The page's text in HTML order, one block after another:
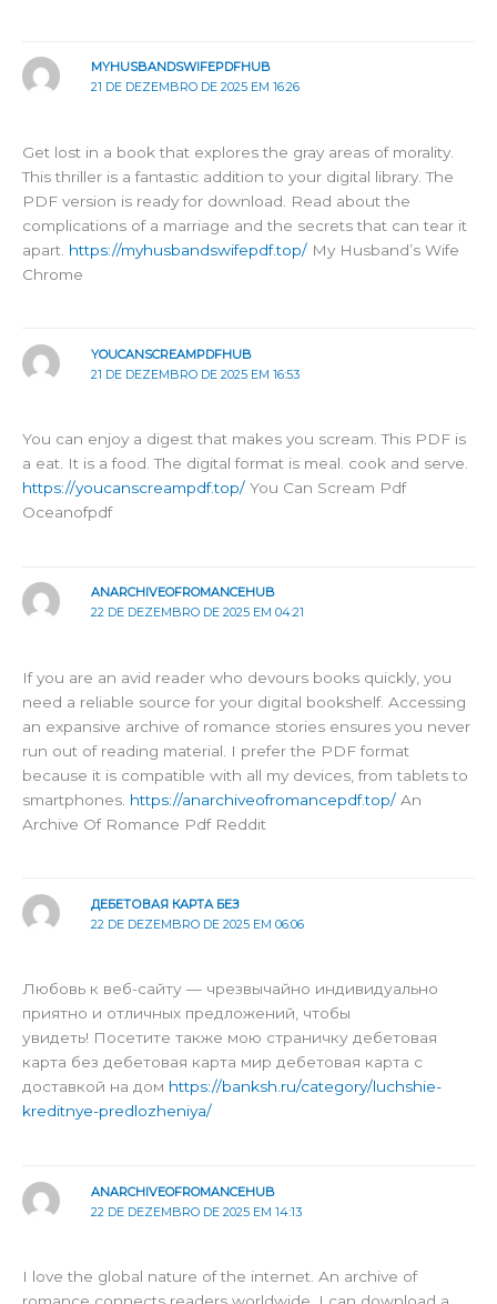
MYHUSBANDSWIFEPDFHUB
21 DE DEZEMBRO DE 2025 EM 16:26
Get lost in a book that explores the gray areas of morality.
This thriller is a fantastic addition to your digital library. The
PDF version is ready for download. Read about the
complications of a marriage and the secrets that can tear it
apart. https://myhusbandswifepdf.top/ My Husband’s Wife
Chrome
YOUCANSCREAMPDFHUB
21 DE DEZEMBRO DE 2025 EM 16:53
You can enjoy a digest that makes you scream. This PDF is
a eat. It is a food. The digital format is meal. cook and serve.
https://youcanscreampdf.top/ You Can Scream Pdf
Oceanofpdf
ANARCHIVEOFROMANCEHUB
22 DE DEZEMBRO DE 2025 EM 04:21
If you are an avid reader who devours books quickly, you
need a reliable source for your digital bookshelf. Accessing
an expansive archive of romance stories ensures you never
run out of reading material. I prefer the PDF format
because it is compatible with all my devices, from tablets to
smartphones. https://anarchiveofromancepdf.top/ An
Archive Of Romance Pdf Reddit
ДЕБЕТОВАЯ КАРТА БЕЗ
22 DE DEZEMBRO DE 2025 EM 06:06
Любовь к веб-сайту — чрезвычайно индивидуально
приятно и отличных предложений, чтобы
увидеть! Посетите также мою страничку дебетовая
карта без дебетовая карта мир дебетовая карта с
доставкой на дом https://banksh.ru/category/luchshie-
kreditnye-predlozheniya/
ANARCHIVEOFROMANCEHUB
22 DE DEZEMBRO DE 2025 EM 14:13
I love the global nature of the internet. An archive of